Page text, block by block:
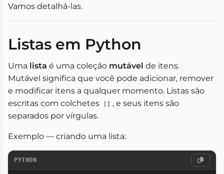
Vamos detalhá-las.
Listas em Python
Uma lista é uma coleção mutável de itens.
Mutável significa que você pode adicionar, remover
e modificar itens a qualquer momento. Listas são
escritas com colchetes
[] , e seus itens são
separados por vírgulas.
Exemplo — criando uma lista:
PYTHON